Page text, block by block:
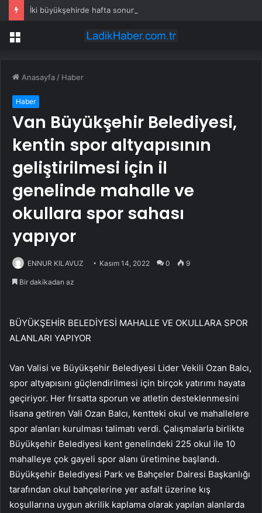
Menü
Anasayfa / Haber
Haber
Van Büyükşehir Belediyesi,
kentin spor altyapısının
geliştirilmesi için il
genelinde mahalle ve
okullara spor sahası
yapıyor
ENNUR KILAVUZ Kasım 14, 2022 0 9
Bir dakikadan az
BÜYÜKŞEHİR BELEDİYESİ MAHALLE VE OKULLARA SPOR
ALANLARI YAPIYOR
Van Valisi ve Büyükşehir Belediyesi Lider Vekili Ozan Balcı,
spor altyapısını güçlendirilmesi için birçok yatırımı hayata
geçiriyor. Her fırsatta sporun ve atletin desteklenmesini
lisana getiren Vali Ozan Balcı, kentteki okul ve mahallelere
spor alanları kurulması talimatı verdi. Çalışmalarla birlikte
Büyükşehir Belediyesi kent genelindeki 225 okul ile 10
mahalleye çok gayeli spor alanı üretimine başlandı.
Büyükşehir Belediyesi Park ve Bahçeler Dairesi Başkanlığı
tarafından okul bahçelerine yer asfalt üzerine kış
koşullarına uygun akrilik kaplama olarak yapılan alanlarda